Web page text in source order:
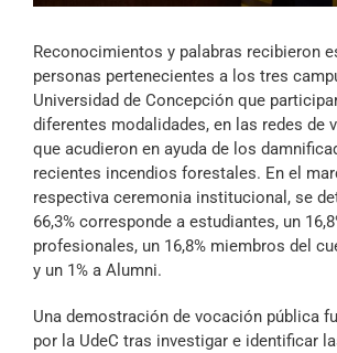
Reconocimientos y palabras recibieron
personas pertenecientes a los tres
Universidad de Concepción que
diferentes modalidades, en las redes de
que acudieron en ayuda de los
recientes incendios forestales. En el
respectiva ceremonia institucional, se
66,3% corresponde a estudiantes, un
profesionales, un 16,8% miembros del
y un 1% a Alumni.
Una demostración de vocación pública
por la UdeC tras investigar e identificar